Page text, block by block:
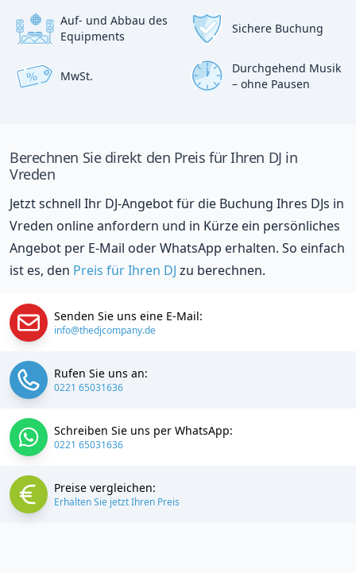
Auf- und Abbau des
Equipments
Sichere Buchung
% MwSt.
Durchgehend Musik
– ohne Pausen
Berechnen Sie direkt den Preis für Ihren DJ in
Vreden
Jetzt schnell Ihr DJ-Angebot für die Buchung Ihres DJs in
Vreden online anfordern und in Kürze ein persönliches
Angebot per E-Mail oder WhatsApp erhalten. So einfach
ist es, den Preis für Ihren DJ zu berechnen.
Senden Sie uns eine E-Mail:
info@thedjcompany.de
Rufen Sie uns an:
0221 65031636
Schreiben Sie uns per WhatsApp:
0221 65031636
Preise vergleichen:
Erhalten Sie jetzt Ihren Preis